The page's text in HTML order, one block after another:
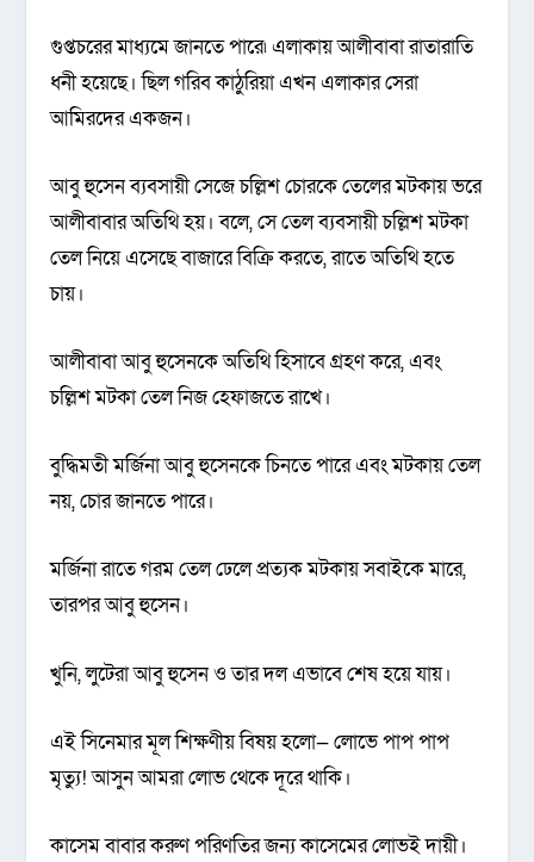
গুপ্তচরের মাধ্যমে জানতে পারে৷ এলাকায় আলীবাবা রাতারাতি
ধনী হয়েছে। ছিল গরিব কাঠুরিয়া এখন এলাকার সেরা
আমিরদের একজন।
আবু হুসেন ব্যবসায়ী সেজে চল্লিশ চোরকে তেলের মটকায় ভরে
আলীবাবার অতিথি হয়। বলে, সে তেল ব্যবসায়ী চল্লিশ মটকা
তেল নিয়ে এসেছে বাজারে বিক্রি করতে, রাতে অতিথি হতে
চায়।
আলীবাবা আবু হুসেনকে অতিথি হিসাবে গ্রহণ করে, এবং
চল্লিশ মটকা তেল নিজ হেফাজতে রাখে।
বুদ্ধিমতী মর্জিনা আবু হুসেনকে চিনতে পারে এবং মটকায় তেল
নয়, চোর জানতে পারে।
মর্জিনা রাতে গরম তেল ঢেলে প্রত্যক মটকায় সবাইকে মারে,
তারপর আবু হুসেন।
খুনি, লুটেরা আবু হুসেন ও তার দল এভাবে শেষ হয়ে যায়।
এই সিনেমার মূল শিক্ষণীয় বিষয় হলো— লোভে পাপ পাপ
মৃত্যু! আসুন আমরা লোভ থেকে দূরে থাকি।
কাসেম বাবার করুণ পরিণতির জন্য কাসেমের লোভই দায়ী।